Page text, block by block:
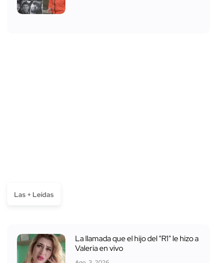
Las + Leídas
La llamada que el hijo del "R1" le hizo a
Valeria en vivo